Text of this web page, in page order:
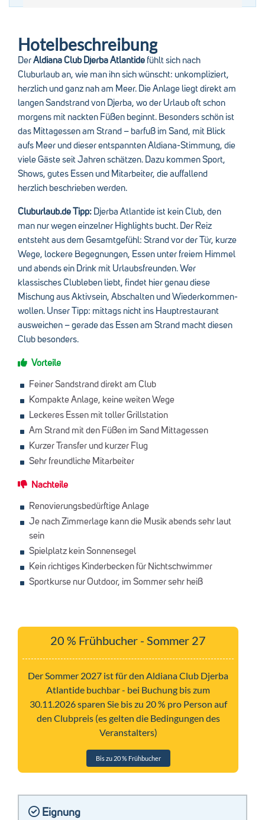
Eignung
20 % Frühbucher - Sommer 27
Der Sommer 2027 ist für den Aldiana Club Djerba
Atlantide buchbar - bei Buchung bis zum
30.11.2026 sparen Sie bis zu 20 % pro Person auf
den Clubpreis (es gelten die Bedingungen des
Veranstalters)
Bis zu 20 % Frühbucher
Hotelbeschreibung
DerAldiana Club Djerba Atlantide fühlt sich nach
Cluburlaub an, wie man ihn sich wünscht: unkompliziert,
herzlich und ganz nah am Meer. Die Anlage liegt direkt am
langen Sandstrand von Djerba, wo der Urlaub oft schon
morgens mit nackten Füßen beginnt. Besonders schön ist
das Mittagessen am Strand – barfuß im Sand, mit Blick
aufs Meer und dieser entspannten Aldiana-Stimmung, die
viele Gäste seit Jahren schätzen. Dazu kommen Sport,
Shows, gutes Essen und Mitarbeiter, die auffallend
herzlich beschrieben werden.
Cluburlaub.de Tipp: Djerba Atlantide ist kein Club, den
man nur wegen einzelner Highlights bucht. Der Reiz
entsteht aus dem Gesamtgefühl: Strand vor der Tür, kurze
Wege, lockere Begegnungen, Essen unter freiem Himmel
und abends ein Drink mit Urlaubsfreunden. Wer
klassisches Clubleben liebt, findet hier genau diese
Mischung aus Aktivsein, Abschalten und Wiederkommen-
wollen. Unser Tipp: mittags nicht ins Hauptrestaurant
ausweichen – gerade das Essen am Strand macht diesen
Club besonders.
Vorteile
Feiner Sandstrand direkt am Club
Kompakte Anlage, keine weiten Wege
Leckeres Essen mit toller Grillstation
Am Strand mit den Füßen im Sand Mittagessen
Kurzer Transfer und kurzer Flug
Sehr freundliche Mitarbeiter
Nachteile
Renovierungsbedürftige Anlage
Je nach Zimmerlage kann die Musik abends sehr laut
sein
Spielplatz kein Sonnensegel
Kein richtiges Kinderbecken für Nichtschwimmer
Sportkurse nur Outdoor, im Sommer sehr heiß